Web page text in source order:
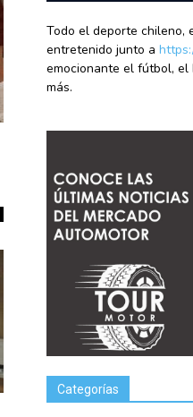
Todo el deporte chileno,
entretenido junto a
emocionante el fútbol, el
más.
Categorías